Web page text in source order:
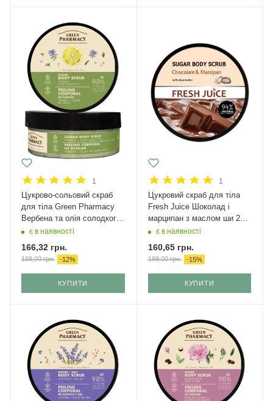
1
Цукрово-сольовий скраб
для тіла Green Pharmacy
Вербена та олія солодкого
лимону 200 мл
є в наявності
166,32 грн.
189,00грн. -12%
КУПИТИ
1
Цукровий скраб для тіла
Fresh Juice Шоколад і
марципан з маслом ши 225
млє в наявності
160,65грн.
189,00грн. -15%
КУПИТИ